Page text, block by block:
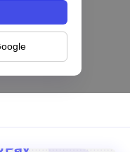
lanza plataforma
acciones de EE.